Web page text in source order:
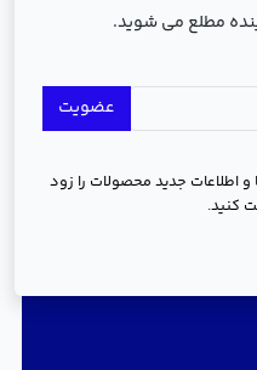
مطلع می شوید.
عضویت
اطلاعات جدید محصولات را زود
کنید.